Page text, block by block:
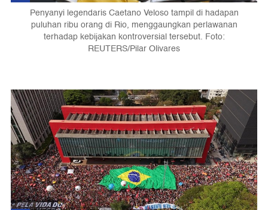
Penyanyi legendaris Caetano Veloso tampil di hadapan
puluhan ribu orang di Rio, menggaungkan perlawanan
terhadap kebijakan kontroversial tersebut. Foto:
REUTERS/Pilar Olivares